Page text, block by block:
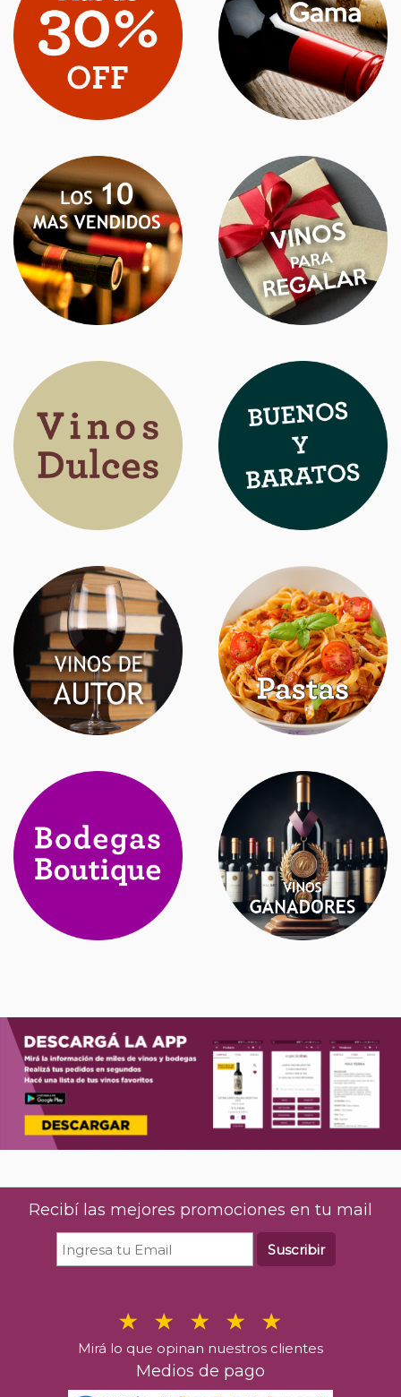
Recibí las mejores promociones en tu mail
Suscribir
Mirá lo que opinan nuestros clientes
Medios de pago